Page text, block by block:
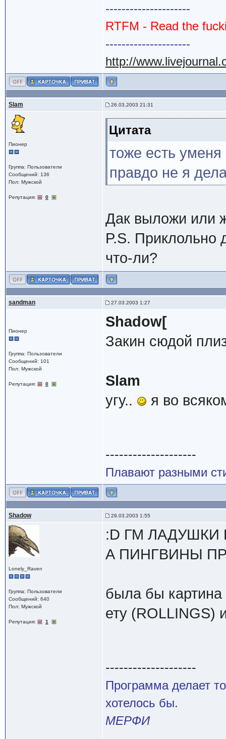
---------------------
RTFM - Read the
---------------------
http://
Slam 26.03.2003 21:31
Пионер
Группа: Пользователи
Сообщений: 136
Пол: Мужской
Репутация: 0
Цитата
тоже есть уменя
правдо не я
Дак выложи или
P.S. Приклольно
что-ли?
sandman 27.03.2003 1:27
Пионер
Группа: Пользователи
Сообщений: 101
Пол: Мужской
Репутация: 0
Shadow[
Закин сюдой
Slam
угу..
я во
--------------------
Плавают разными
Shadow 29.03.2003 1:55
Lonely_Raven
Группа: Пользователи
Сообщений: 640
Пол: Мужской
Репутация: 1
:D ГМ
А ПИНГВИНЫ
была бы картина
ету (ROLLINGS)
--------------------
Программа делает
хотелось бы.
МЕРФИ